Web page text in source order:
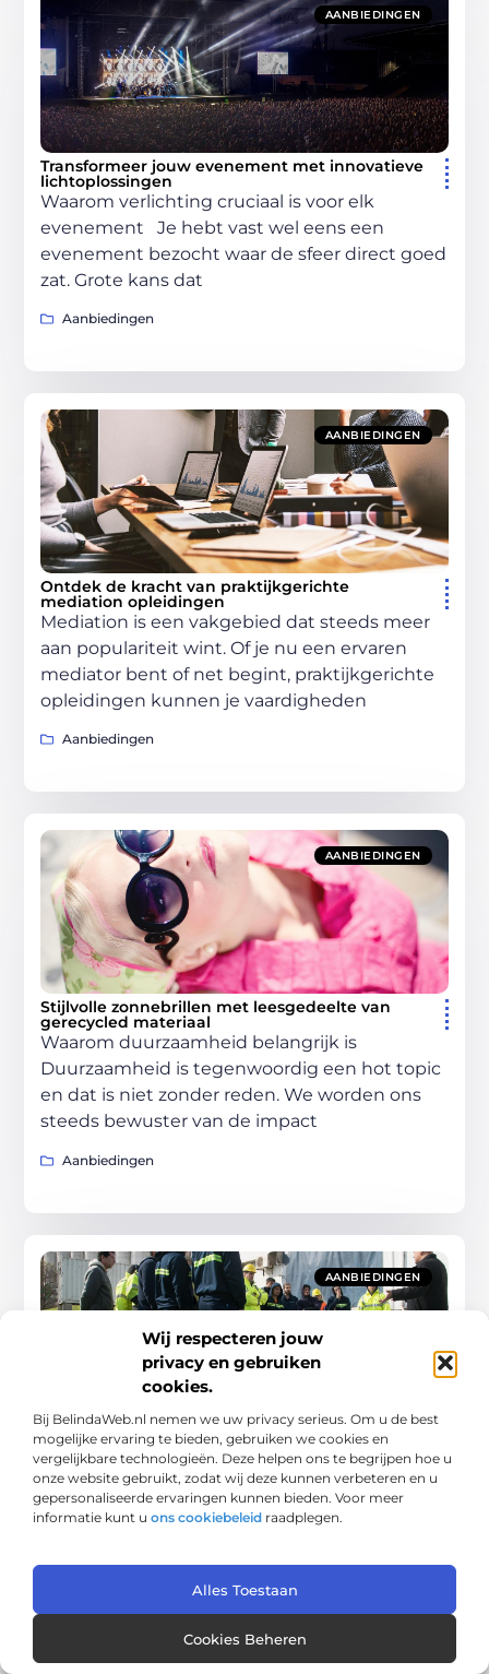
Wij respecteren jouw
privacy en gebruiken
cookies.
Bij BelindaWeb.nl nemen we uw privacy serieus. Om u de best
mogelijke ervaring te bieden, gebruiken we cookies en
vergelijkbare technologieën. Deze helpen ons te begrijpen hoe u
onze website gebruikt, zodat wij deze kunnen verbeteren en u
gepersonaliseerde ervaringen kunnen bieden. Voor meer
informatie kunt u ons cookiebeleid raadplegen.
Alles Toestaan
Cookies Beheren
AANBIEDINGEN
Transformeer jouw evenement met innovatieve
lichtoplossingen
Waarom verlichting cruciaal is voor elk
evenement Je hebt vast wel eens een
evenement bezocht waar de sfeer direct goed
zat. Grote kans dat
Aanbiedingen
AANBIEDINGEN
Ontdek de kracht van praktijkgerichte
mediation opleidingen
Mediation is een vakgebied dat steeds meer
aan populariteit wint. Of je nu een ervaren
mediator bent of net begint, praktijkgerichte
opleidingen kunnen je vaardigheden
Aanbiedingen
AANBIEDINGEN
Stijlvolle zonnebrillen met leesgedeelte van
gerecycled materiaal
Waarom duurzaamheid belangrijk is
Duurzaamheid is tegenwoordig een hot topic
en dat is niet zonder reden. We worden ons
steeds bewuster van de impact
Aanbiedingen
AANBIEDINGEN
Inzicht in bedrijfshulpverlening: jouw eerste
verdedigingslinie
Bedrijfshulpverlening (BHV) is een cruciaal
onderdeel van elke werkplek. Het zorgt ervoor
dat jij en je collega’s weten wat te doen in